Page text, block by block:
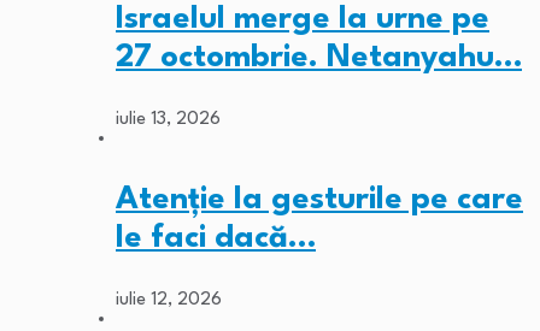
Israelul merge la urne pe
27 octombrie. Netanyahu…
iulie 13, 2026
Atenție la gesturile pe care
le faci dacă…
iulie 12, 2026